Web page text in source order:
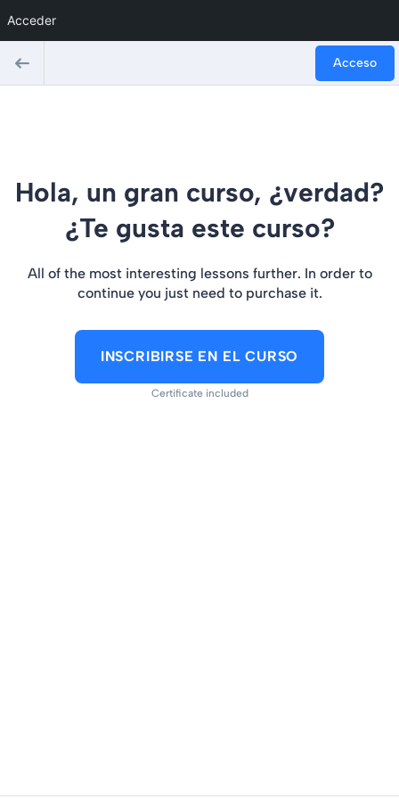
Acceso
Hola, un gran curso, ¿verdad?
¿Te gusta este curso?
All of the most interesting lessons further. In order to
continue you just need to purchase it.
INSCRIBIRSE EN EL CURSO
Certificate included
Acceder